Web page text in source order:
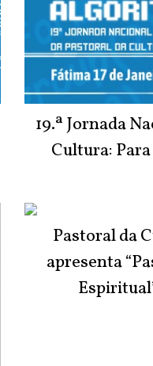
19.ª Jornada
Cultura:
Pastoral da
apresenta